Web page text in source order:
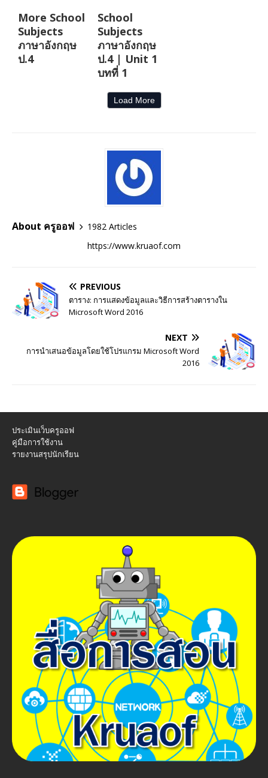
More School
Subjects
ภาษาอังกฤษ
ป.4
School
Subjects
ภาษาอังกฤษ
ป.4 | Unit 1
บทที่ 1
Load More
About ครูออฟ
1982 Articles
https://www.kruaof.com
PREVIOUS
ตาราง: การแสดงข้อมูลและวิธีการสร้างตารางใน
Microsoft Word 2016
NEXT
การนำเสนอข้อมูลโดยใช้โปรแกรม Microsoft Word
2016
ประเมินเว็บครูออฟ
คู่มือการใช้งาน
รายงานสรุปนักเรียน